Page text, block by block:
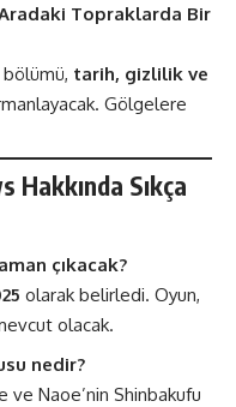
Aradaki Topraklarda Bir
bölümü, tarih, gizlilik ve
Gölgelere
Hakkında Sıkça
çıkacak?
olarak belirledi. Oyun,
olacak​.
nedir?
ve Naoe’nin Shinbakufu